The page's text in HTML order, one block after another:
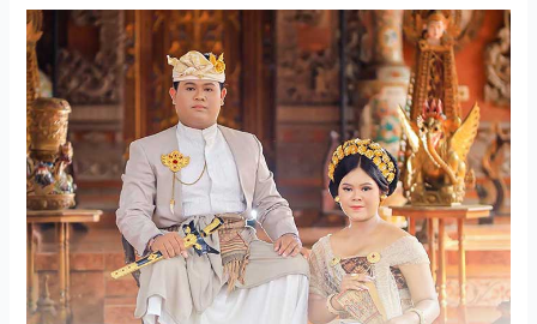
Undangan
Mepandes